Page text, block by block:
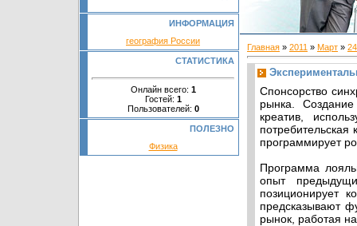
ИНФОРМАЦИЯ
география России
СТАТИСТИКА
Онлайн всего: 1
Гостей: 1
Пользователей: 0
ПОЛЕЗНО
Физика
Главная » 2011 » Март » 24
Спонсорство
рынка.
креатив,
потребительская
программирует
Программа
опыт
позиционирует
предсказывают
рынок, работая